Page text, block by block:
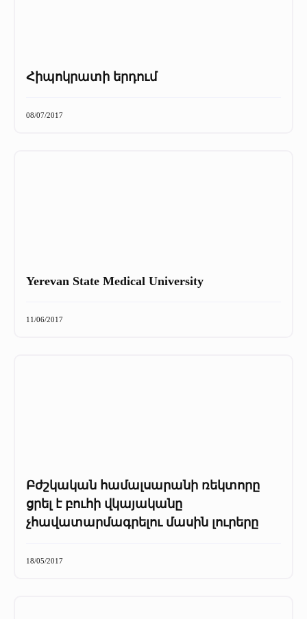
Հիպոկրատի երդում
08/07/2017
Yerevan State Medical University
11/06/2017
Բժշկական համալսարանի ռեկտորը
ցրել է բուհի վկայականը
չհավատարմագրելու մասին լուրերը
18/05/2017